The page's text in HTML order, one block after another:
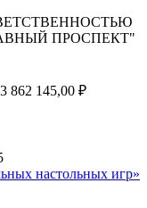
ПРОСПЕКТ"
862 145,00 ₽
настольных игр»